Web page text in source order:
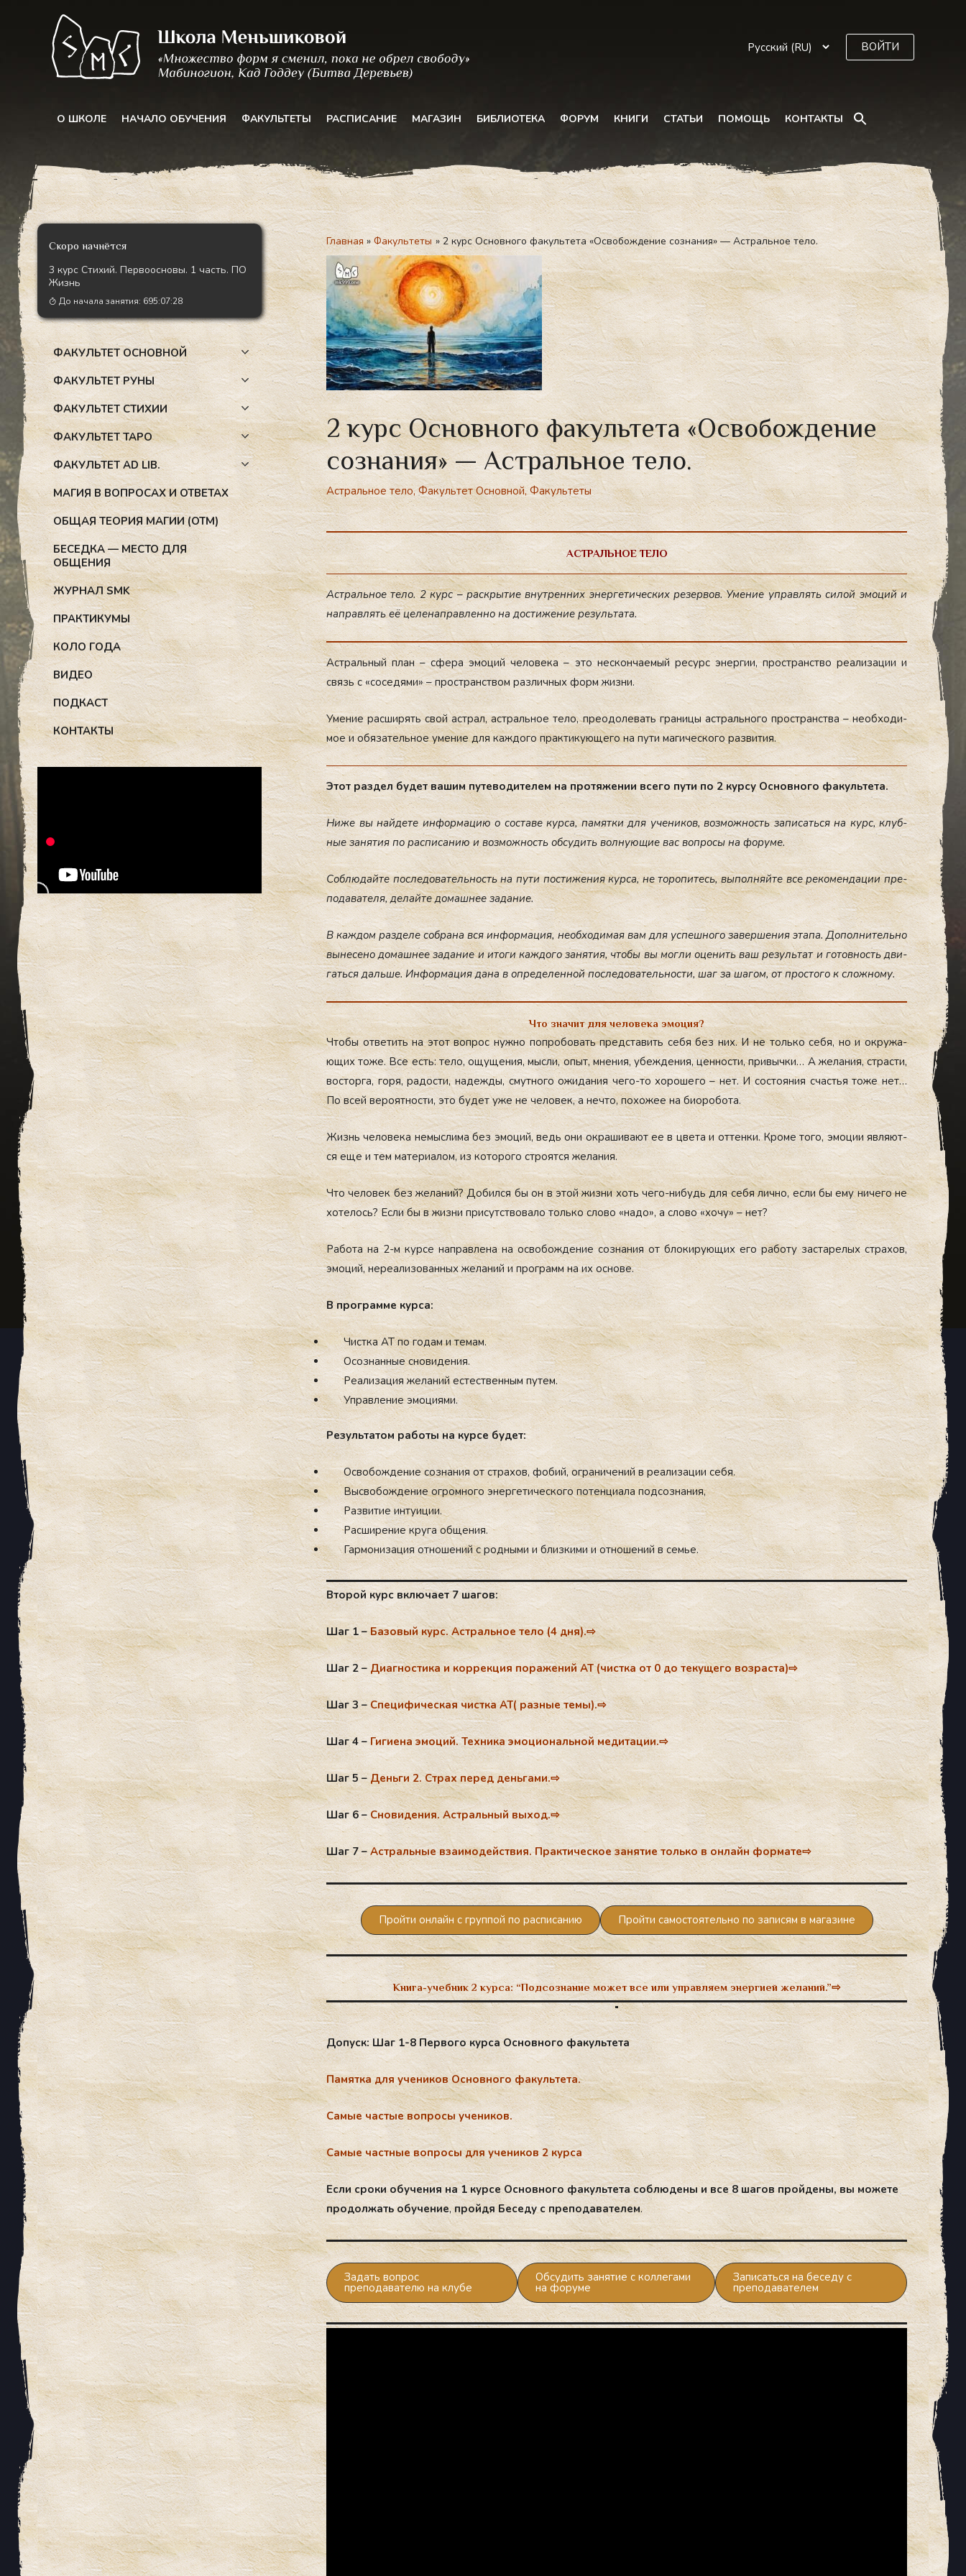
содержимому
ВОЙТИ
О ШКОЛЕ НАЧАЛО ОБУЧЕНИЯ ФАКУЛЬТЕТЫ РАСПИСАНИЕ МАГАЗИН БИБЛИОТЕКА ФОРУМ КНИГИ СТАТЬИ ПОМОЩЬ КОНТАКТЫ
Скоро начнётся
3 курс Стихий. Первоосновы. 1 часть. ПО
Жизнь
До начала занятия: 695:07:26
ФАКУЛЬТЕТ ОСНОВНОЙ
ФАКУЛЬТЕТ РУНЫ
ФАКУЛЬТЕТ СТИХИИ
ФАКУЛЬТЕТ ТАРО
ФАКУЛЬТЕТ AD LIB.
МАГИЯ В ВОПРОСАХ И ОТВЕТАХ
ОБЩАЯ ТЕОРИЯ МАГИИ (ОТМ)
БЕСЕДКА — МЕСТО ДЛЯ
ОБЩЕНИЯ
ЖУРНАЛ SMK
ПРАКТИКУМЫ
КОЛО ГОДА
ВИДЕО
ПОДКАСТ
КОНТАКТЫ
Главная Факультеты 2 курс Основного факультета «Освобождение сознания» — Астральное тело.
2 курс Основного факультета «Освобождение
сознания» — Астральное тело.
Астральное тело,Факультет Основной,Факультеты
АСТРАЛЬНОЕ ТЕЛО
Ас­траль­ное те­ло. 2 курс – рас­кры­тие внут­ренних энер­ге­тичес­ких ре­зер­вов. Уме­ние уп­равлять си­лой эмо­ций и
нап­равлять её це­ленап­равлен­но на дос­ти­жение ре­зуль­та­та.
Ас­траль­ный план – сфе­ра эмо­ций че­ло­ве­ка – это нес­кон­ча­емый ре­сурс энер­гии, прос­транс­тво ре­али­за­ции и
связь с «со­се­дя­ми» – прос­транс­твом раз­лич­ных форм жиз­ни.
Уме­ние рас­ши­рять свой ас­трал, ас­траль­ное те­ло, пре­одо­ле­вать гра­ни­цы ас­траль­но­го прос­транс­тва – не­об­хо­ди­
мое и обя­за­тель­ное уме­ние для каж­до­го прак­ти­ку­юще­го на пу­ти ма­гичес­ко­го раз­ви­тия.
Этот раз­дел бу­дет ва­шим пу­те­во­ди­те­лем на про­тя­же­нии все­го пу­ти по 2 кур­су Ос­нов­но­го фа­куль­те­та.
Ни­же вы най­де­те ин­фор­ма­цию о сос­та­ве кур­са, па­мят­ки для уче­ни­ков, воз­мож­ность за­пи­сать­ся на курс, клуб­
ные за­ня­тия по рас­пи­са­нию и воз­мож­ность об­су­дить вол­ну­ющие вас воп­ро­сы на фо­ру­ме.
Соб­лю­дай­те пос­ле­до­ва­тель­ность на пу­ти пос­ти­же­ния кур­са, не то­ро­пи­тесь, вы­пол­няй­те все ре­ко­мен­да­ции пре­
по­да­ва­те­ля, де­лай­те до­маш­нее за­да­ние.
В каж­дом раз­де­ле соб­ра­на вся ин­фор­ма­ция, не­об­хо­ди­мая вам для ус­пеш­но­го за­вер­ше­ния эта­па. До­пол­ни­тель­но
вы­не­се­но до­маш­нее за­дание и ито­ги каж­до­го за­ня­тия, что­бы вы мог­ли оце­нить ваш ре­зуль­тат и го­тов­ность дви­
гать­ся даль­ше. Ин­фор­ма­ция да­на в оп­ре­де­лен­ной пос­ле­до­ва­тель­нос­ти, шаг за ша­гом, от прос­то­го к слож­но­му.
Что значит для человека эмоция?
Что­бы от­ве­тить на этот воп­рос нуж­но поп­ро­бо­вать пред­ста­вить се­бя без них. И не толь­ко се­бя, но и ок­ру­жа­
ющих то­же. Все есть: те­ло, ощу­ще­ния, мыс­ли, опыт, мне­ния, убеж­де­ния, цен­нос­ти, при­выч­ки… А же­ла­ния, страс­ти,
вос­тор­га, го­ря, ра­дос­ти, на­деж­ды, смут­но­го ожи­да­ния че­го-то хо­ро­ше­го – нет. И сос­то­яния счастья то­же нет…
По всей ве­ро­ят­нос­ти, это бу­дет уже не че­ло­век, а неч­то, по­хо­жее на би­оро­бо­та.
Жизнь че­ло­ве­ка не­мыс­ли­ма без эмо­ций, ведь они ок­ра­ши­ва­ют ее в цве­та и от­тен­ки. Кро­ме то­го, эмо­ции яв­ля­ют­
ся еще и тем ма­те­ри­алом, из ко­то­ро­го стро­ят­ся же­ла­ния.
Что че­ло­век без же­ла­ний? До­бил­ся бы он в этой жиз­ни хоть че­го-ни­будь для се­бя лич­но, ес­ли бы ему ни­че­го не
хо­те­лось? Ес­ли бы в жиз­ни при­сутс­тво­ва­ло толь­ко сло­во «на­до», а сло­во «хо­чу» – нет?
Ра­бо­та на 2-м кур­се нап­рав­ле­на на ос­во­бож­де­ние соз­на­ния от бло­ки­ру­ющих его ра­бо­ту зас­та­ре­лых стра­хов,
эмо­ций, не­ре­али­зо­ван­ных же­ла­ний и прог­рамм на их ос­но­ве.
В прог­рамме кур­са:
Чистка АТ по годам и темам.
Осознанные сновидения.
Реализация желаний естественным путем.
Управление эмоциями.
Ре­зуль­та­том ра­боты на кур­се бу­дет:
Ос­во­бож­де­ние сознания от стра­хов, фо­бий, ог­ра­ниче­ний в ре­али­зации се­бя.
Выс­во­бож­дение ог­ромного энер­ге­тичес­кого по­тен­ци­ала под­созна­ния,
Раз­ви­тие ин­ту­иции.
Рас­ши­рение круга об­ще­ния.
Гармонизация от­но­шений с род­ны­ми и близ­ки­ми и от­но­шений в семье.
Второй курс включает 7 шагов:
Шаг 1 –Ба­зовый курс. Ас­траль­ное те­ло (4 дня).⇨
Шаг 2 – Ди­аг­нос­ти­ка и кор­рек­ция по­ра­же­ний АТ (чис­тка от 0 до те­куще­го воз­раста)⇨
Шаг 3 –Спе­цифи­чес­кая чис­тка АТ( раз­ные те­мы).⇨
Шаг 4 –Ги­ги­ена эмо­ций. Тех­ни­ка эмо­ци­ональ­ной ме­дита­ции.⇨
Шаг 5 – День­ги 2. Страх пе­ред день­га­ми.⇨
Шаг 6 – Сно­виде­ния. Ас­траль­ный вы­ход.⇨
Шаг 7 –Ас­траль­ные вза­имо­дей­ствия. Прак­ти­чес­кое за­нятие толь­ко в он­лайн фор­ма­те⇨
Пройти онлайн с группой по расписанию Пройти самостоятельно по записям в магазине
Книга-учебник 2 курса:“Подсознание может все или управляем энергией желаний.”⇨
До­пуск: Шаг 1-8 Первого курса Основного факультета
Па­мят­ка для уче­ни­ков Ос­нов­но­го фа­куль­те­та.
Са­мые час­тые воп­ро­сы уче­ни­ков.
Самые частные вопросы для учеников 2 курса
Ес­ли сро­ки обу­чения на 1 курсе Основного факультета соб­лю­дены и все 8 ша­гов прой­де­ны, вы мо­жете
про­дол­жать обу­чение,пройдя Беседу с преподавателем.
Задать вопрос
преподавателю на клубе
Обсудить занятие с коллегами
на форуме
Записаться на беседу с
преподавателем